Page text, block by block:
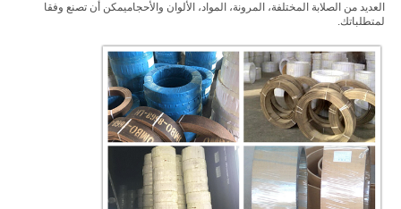
العديد من الصلابة المختلفة، المرونة، المواد، الألوان والأحجاميمكن أن تصنع وفقا
لمتطلباتك.